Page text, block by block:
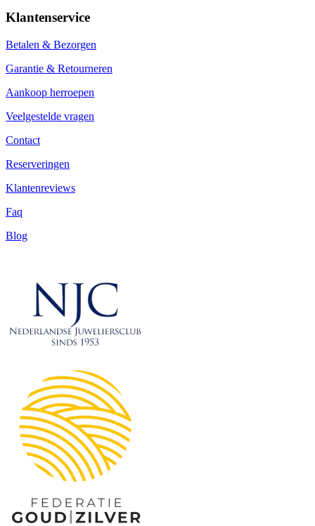
Klantenservice
Betalen & Bezorgen
Garantie & Retourneren
Aankoop herroepen
Veelgestelde vragen
Contact
Reserveringen
Klantenreviews
Faq
Blog